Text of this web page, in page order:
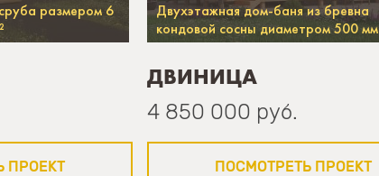
размером 6
ПРОЕКТ
Двухэтажная дом-баня из бревна
кондовой сосны диаметром 500 мм
ДВИНИЦА
4 850 000 руб.
ПОСМОТРЕТЬ ПРОЕКТ